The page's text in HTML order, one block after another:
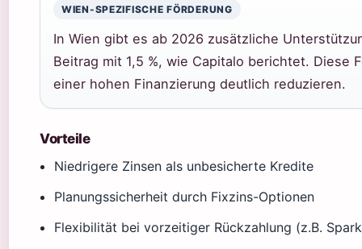
WIEN-SPEZIFISCHE FÖRDERUNG
In Wien gibt es ab 2026 zusätzliche
Beitrag mit 1,5 %, wie Capitalo berichtet. Diese
einer hohen Finanzierung deutlich reduzieren.
Vorteile
Niedrigere Zinsen als unbesicherte Kredite
Planungssicherheit durch Fixzins-Optionen
Flexibilität bei vorzeitiger Rückzahlung (z.B.